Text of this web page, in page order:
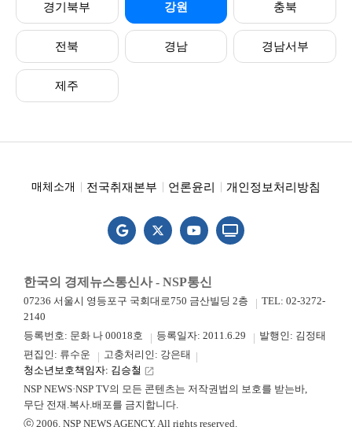
경기북부 강원 충북
전북 경남 경남서부
제주
매체소개 전국취재본부 언론윤리 개인정보처리방침
한국의 경제뉴스통신사 - NSP통신
07236 서울시 영등포구 국회대로750 금산빌딩 2층
TEL: 02-3272-
2140
등록번호: 문화 나 00018호
등록일자: 2011.6.29
발행인: 김정태
편집인: 류수운
고충처리인: 강은태
청소년보호책임자: 김승철 launch
NSP NEWS·NSP TV의 모든 콘텐츠는 저작권법의 보호를 받는바,
무단 전재.복사.배포를 금지합니다.
ⓒ 2006. NSP NEWS AGENCY. All rights reserved.